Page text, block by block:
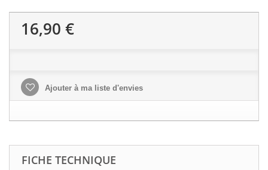
16,90 €
Ajouter à ma liste d'envies
FICHE TECHNIQUE